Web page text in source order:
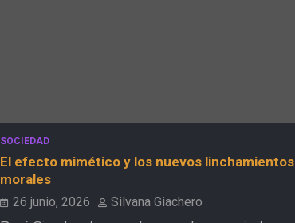
SOCIEDAD
El efecto mimético y los nuevos linchamientos
morales
26 junio, 2026 Silvana Giachero